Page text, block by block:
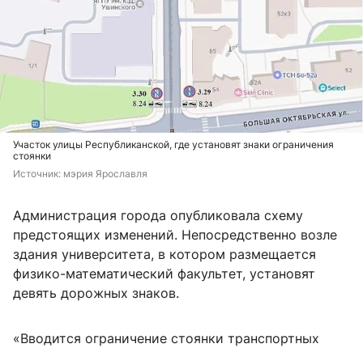
Участок улицы Республиканской, где установят знаки ограничения
стоянки
Источник: мэрия Ярославля
Администрация города опубликовала схему
предстоящих изменений. Непосредственно возле
здания университета, в котором размещается
физико-математический факультет, установят
девять дорожных знаков.
«Вводится ограничение стоянки транспортных